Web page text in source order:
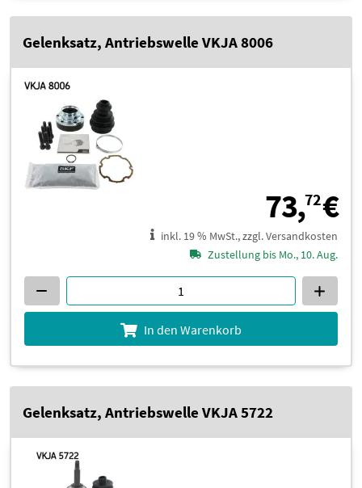
Gelenksatz, Antriebswelle VKJA 8006
73,72€
inkl. 19 % MwSt., zzgl. Versandkosten
Zustellung bis Mo., 10. Aug.
In den Warenkorb
Gelenksatz, Antriebswelle VKJA 5722